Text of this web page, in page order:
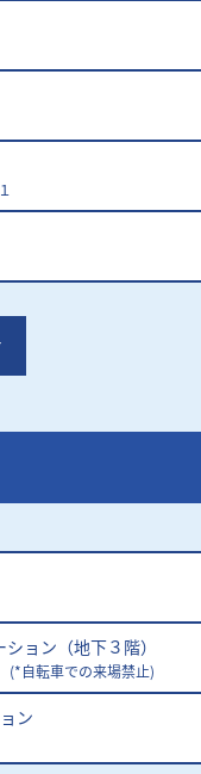
ョン（地下３階）
自転車での来場禁止)
ン